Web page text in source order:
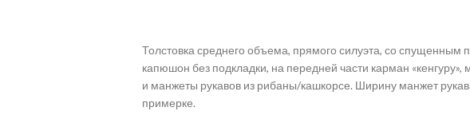
Толстовка среднего объема, прямого силуэта, со спущенным
капюшон без подкладки, на передней части карман «кенгуру»,
и манжеты рукавов из рибаны/кашкорсе. Ширину манжет
примерке.